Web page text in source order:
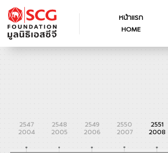
หน้าแรก
HOME
2547
2004
2548
2005
2549
2006
2550
2007
2551
2008